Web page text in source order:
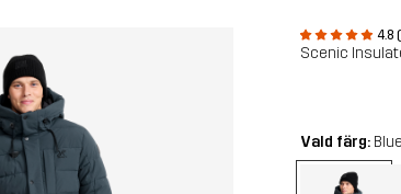
4.8
Scenic
Vald färg: